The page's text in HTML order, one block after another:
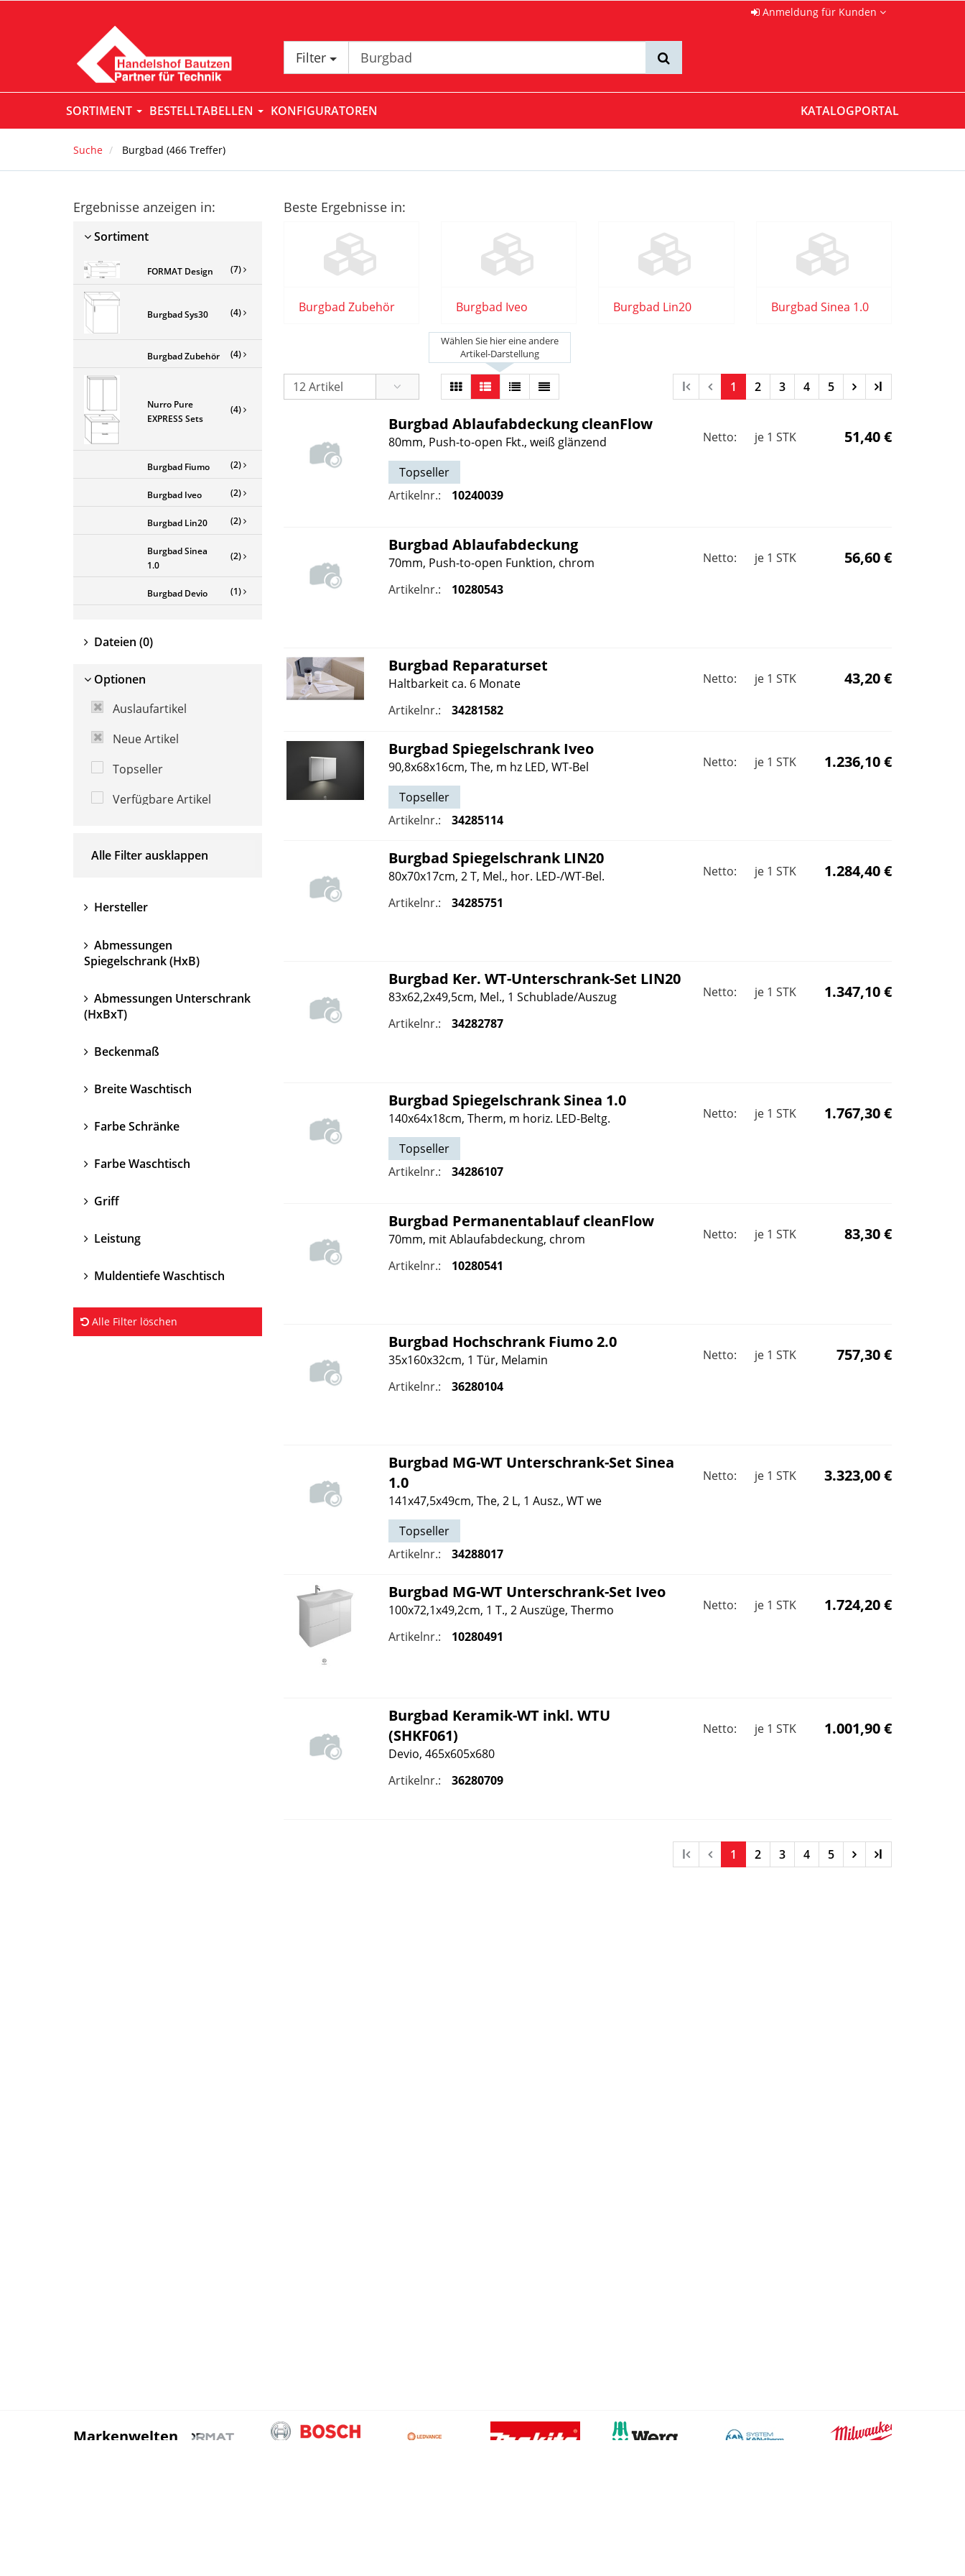
Anmeldung für Kunden
Filter
SORTIMENT BESTELLTABELLEN KONFIGURATOREN KATALOGPORTAL
Suche Burgbad (466 Treffer)
Ergebnisse anzeigen in:
Sortiment
FORMAT Design (7)
Burgbad Sys30 (4)
Burgbad Zubehör (4)
Nurro Pure
EXPRESS Sets
(4)
Burgbad Fiumo (2)
Burgbad Iveo (2)
Burgbad Lin20 (2)
Burgbad Sinea
1.0
(2)
Burgbad Devio (1)
Dateien (0)
Optionen
Auslaufartikel
Neue Artikel
Topseller
Verfügbare Artikel
Alle Filter ausklappen
Hersteller
Abmessungen
Spiegelschrank (HxB)
Abmessungen Unterschrank
(HxBxT)
Beckenmaß
Breite Waschtisch
Farbe Schränke
Farbe Waschtisch
Griff
Leistung
Muldentiefe Waschtisch
Alle Filter löschen
Beste Ergebnisse in:
Burgbad Zubehör Burgbad Iveo Burgbad Lin20 Burgbad Sinea 1.0
l 1 2 3 4 5 l
Wählen Sie hier eine andere
Artikel-Darstellung
Burgbad Ablaufabdeckung cleanFlow
80mm, Push-to-open Fkt., weiß glänzend
Topseller
Artikelnr.:
10240039
Netto: je 1 STK 51,40 €
Burgbad Ablaufabdeckung
70mm, Push-to-open Funktion, chrom
Artikelnr.:
10280543
Netto: je 1 STK 56,60 €
Burgbad Reparaturset
Haltbarkeit ca. 6 Monate
Artikelnr.:
34281582
Netto: je 1 STK 43,20 €
Burgbad Spiegelschrank Iveo
90,8x68x16cm, The, m hz LED, WT-Bel
Topseller
Artikelnr.:
34285114
Netto: je 1 STK 1.236,10 €
Burgbad Spiegelschrank LIN20
80x70x17cm, 2 T, Mel., hor. LED-/WT-Bel.
Artikelnr.:
34285751
Netto: je 1 STK 1.284,40 €
Burgbad Ker. WT-Unterschrank-Set LIN20
83x62,2x49,5cm, Mel., 1 Schublade/Auszug
Artikelnr.:
34282787
Netto: je 1 STK 1.347,10 €
Burgbad Spiegelschrank Sinea 1.0
140x64x18cm, Therm, m horiz. LED-Beltg.
Topseller
Artikelnr.:
34286107
Netto: je 1 STK 1.767,30 €
Burgbad Permanentablauf cleanFlow
70mm, mit Ablaufabdeckung, chrom
Artikelnr.:
10280541
Netto: je 1 STK 83,30 €
Burgbad Hochschrank Fiumo 2.0
35x160x32cm, 1 Tür, Melamin
Artikelnr.:
36280104
Netto: je 1 STK 757,30 €
Burgbad MG-WT Unterschrank-Set Sinea
1.0
141x47,5x49cm, The, 2 L, 1 Ausz., WT we
Topseller
Artikelnr.:
34288017
Netto: je 1 STK 3.323,00 €
Burgbad MG-WT Unterschrank-Set Iveo
100x72,1x49,2cm, 1 T., 2 Auszüge, Thermo
Artikelnr.:
10280491
Netto: je 1 STK 1.724,20 €
Burgbad Keramik-WT inkl. WTU
(SHKF061)
Devio, 465x605x680
Artikelnr.:
36280709
Netto: je 1 STK 1.001,90 €
l 1 2 3 4 5 l
Markenwelten